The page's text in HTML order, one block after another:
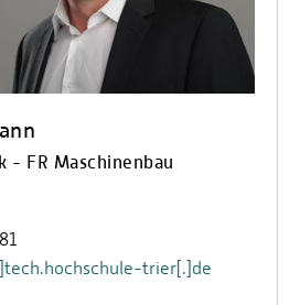
- FR Maschinenbau
trier[.]de